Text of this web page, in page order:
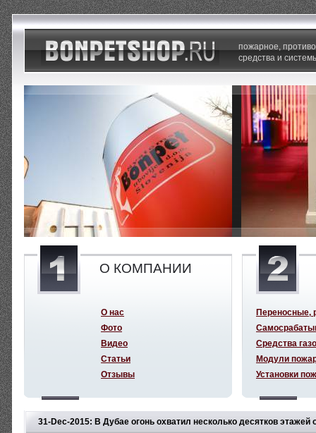
31-Dec-2015: В Дубае огонь охватил несколько десятков этажей
пожарное,
средства и
О КОМПАНИИ
О нас
Фото
Видео
Статьи
Отзывы
Переносные,
Средства
Модули
Установки